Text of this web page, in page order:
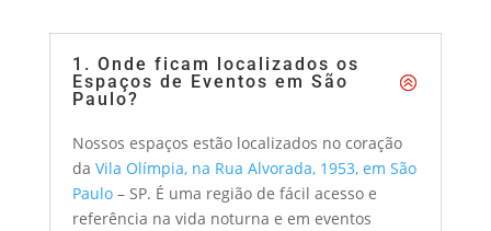
1. Onde ficam localizados os
Espaços de Eventos em São
Paulo?
Nossos espaços estão localizados no coração
da Vila Olímpia, na Rua Alvorada, 1953, em São
Paulo– SP. É uma região de fácil acesso e
referência na vida noturna e em eventos